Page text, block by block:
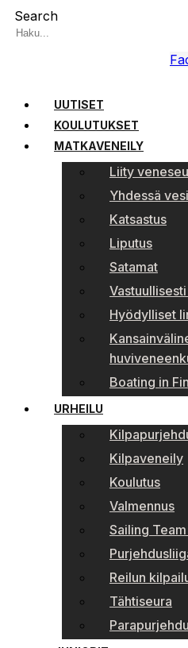
Search
UUTISET
KOULUTUKSET
MATKAVENEILY
Liity
Yhdessä
Katsastus
Liputus
Satamat
Hyödylliset
Boating in
URHEILU
Kilpaveneily
Koulutus
Valmennus
Sailing
Reilun
Tähtiseura